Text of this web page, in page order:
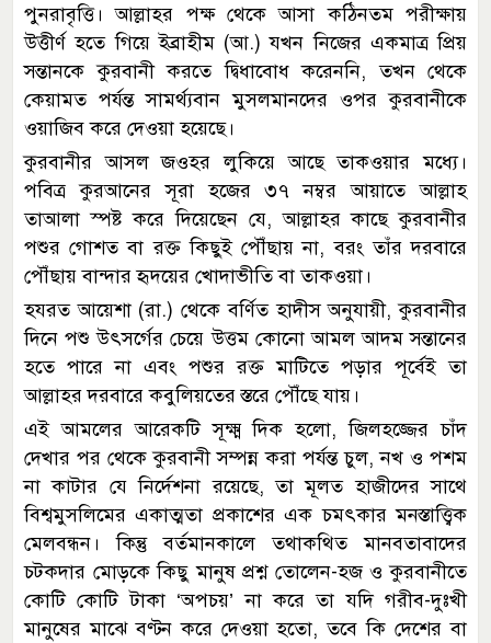
পুনরাবৃত্তি। আল্লাহর পক্ষ থেকে আসা কঠিনতম পরীক্ষায়
উত্তীর্ণ হতে গিয়ে ইব্রাহীম (আ.) যখন নিজের একমাত্র প্রিয়
সন্তানকে কুরবানী করতে দ্বিধাবোধ করেননি, তখন থেকে
কেয়ামত পর্যন্ত সামর্থ্যবান মুসলমানদের ওপর কুরবানীকে
ওয়াজিব করে দেওয়া হয়েছে।
কুরবানীর আসল জওহর লুকিয়ে আছে তাকওয়ার মধ্যে।
পবিত্র কুরআনের সূরা হজের ৩৭ নম্বর আয়াতে আল্লাহ
তাআলা স্পষ্ট করে দিয়েছেন যে, আল্লাহর কাছে কুরবানীর
পশুর গোশত বা রক্ত কিছুই পৌঁছায় না, বরং তাঁর দরবারে
পৌঁছায় বান্দার হৃদয়ের খোদাভীতি বা তাকওয়া।
হযরত আয়েশা (রা.) থেকে বর্ণিত হাদীস অনুযায়ী, কুরবানীর
দিনে পশু উৎসর্গের চেয়ে উত্তম কোনো আমল আদম সন্তানের
হতে পারে না এবং পশুর রক্ত মাটিতে পড়ার পূর্বেই তা
আল্লাহর দরবারে কবুলিয়তের স্তরে পৌঁছে যায়।
এই আমলের আরেকটি সূক্ষ্ম দিক হলো, জিলহজ্জের চাঁদ
দেখার পর থেকে কুরবানী সম্পন্ন করা পর্যন্ত চুল, নখ ও পশম
না কাটার যে নির্দেশনা রয়েছে, তা মূলত হাজীদের সাথে
বিশ্বমুসলিমের একাত্মতা প্রকাশের এক চমৎকার মনস্তাত্ত্বিক
মেলবন্ধন। কিন্তু বর্তমানকালে তথাকথিত মানবতাবাদের
চটকদার মোড়কে কিছু মানুষ প্রশ্ন তোলেন-হজ ও কুরবানীতে
কোটি কোটি টাকা ‘অপচয়’ না করে তা যদি গরীব-দুঃখী
মানুষের মাঝে বণ্টন করে দেওয়া হতো, তবে কি দেশের বা